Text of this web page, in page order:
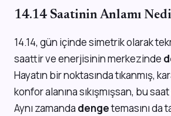
14.14 Saatinin Anlamı
14.14, gün içinde simetrik olarak
saattir ve enerjisinin merkezinde
Hayatın bir noktasında tıkanmış,
konfor alanına sıkışmışsan, bu
Aynı zamanda dengetemasını da